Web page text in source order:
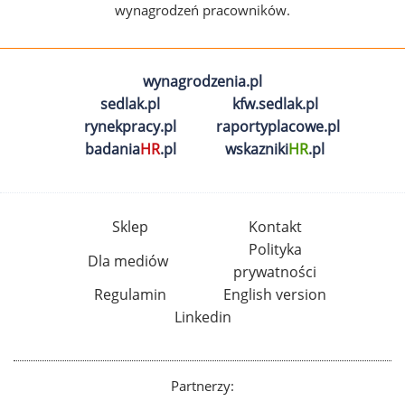
wynagrodzeń pracowników.
wynagrodzenia.pl
sedlak.pl
kfw.sedlak.pl
rynekpracy.pl
raportyplacowe.pl
badaniaHR.pl wskaznikiHR.pl
Sklep
Kontakt
Dla mediów
Polityka
prywatności
Regulamin
English version
Linkedin
Partnerzy: